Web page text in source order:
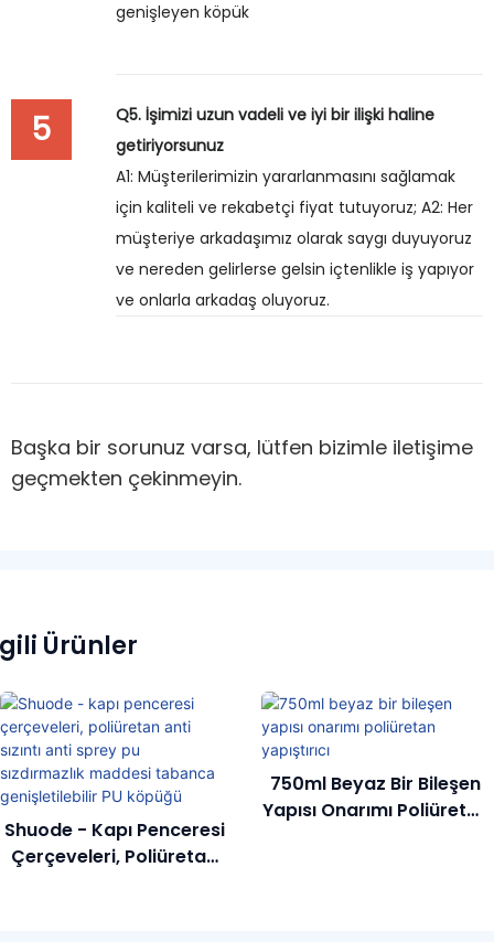
genişleyen köpük
5
Q5. İşimizi uzun vadeli ve iyi bir ilişki haline
getiriyorsunuz
A1: Müşterilerimizin yararlanmasını sağlamak
için kaliteli ve rekabetçi fiyat tutuyoruz; A2: Her
müşteriye arkadaşımız olarak saygı duyuyoruz
ve nereden gelirlerse gelsin içtenlikle iş yapıyor
ve onlarla arkadaş oluyoruz.
Başka bir sorunuz varsa, lütfen bizimle iletişime
geçmekten çekinmeyin.
Ürünler
Shuode - Kapı Penceresi
Çerçeveleri, Poliüretan
750ml Beyaz Bir Bileşen
Yapısı Onarımı Poliüretan